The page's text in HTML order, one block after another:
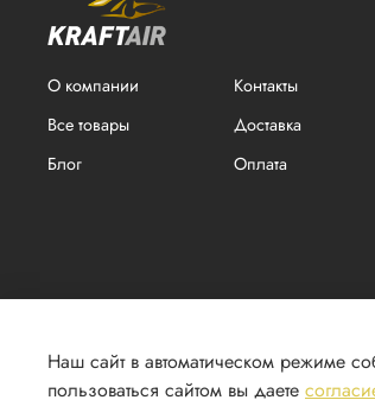
О компании
Все товары
Блог
Контакты
Доставка
Оплата
2026 г. © Все права защищены. ООО
Наш сайт в автоматическом режиме
пользоваться сайтом вы даете